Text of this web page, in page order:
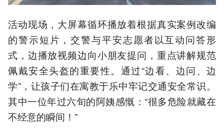
活动现场，大屏幕循环播放着根据真实案例改编
的警示短片，交警与平安志愿者以互动问答形
式，边播放视频边向小朋友提问，重点讲解规范
佩戴安全头盔的重要性。通过“边看、边问、边
学”，让孩子们在寓教于乐中牢记交通安全常识。
其中一位年过六旬的阿姨感慨：“很多危险就藏在
不经意的瞬间！”